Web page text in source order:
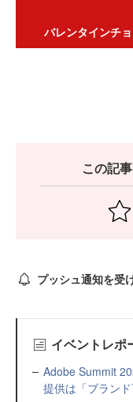
バレンタインチ
この記
プッシュ通知を受
イベントレポ
Adobe Summit
提供は「ブラン